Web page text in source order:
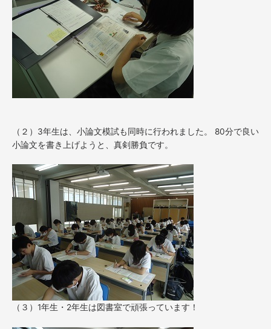
（２）3年生は、小論文模試も同時に行われました。 80分で良い
小論文を書き上げようと、真剣勝負です。
（３）1年生・2年生は図書室で頑張っています！